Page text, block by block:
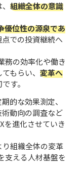
組織全体の意識
優位性の源泉であ
での投資継続へ
務の効率化や働き
もらい、 変革へ
す。
的な効果測定、
動向の調査など
を進化させていき
組織全体の変革
支える人材基盤を